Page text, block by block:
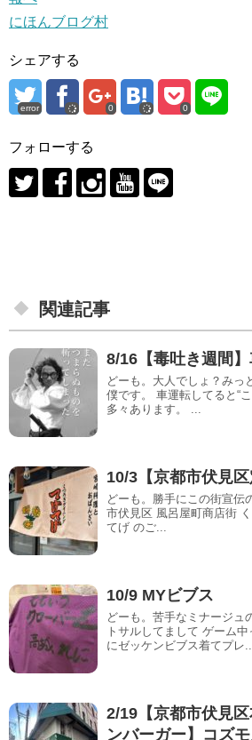
にほんブログ村
シェアする
error 0 0
フォローする
関連記事
8/16【毒吐き週間
どーも。大人でしょ？みっ
僕です。 車運転してると“
多々あります。 ...
10/3【京都市伏見
どーも。勝手にこの街宣伝
市伏見区 風呂屋町商店街
てげ のご...
10/9 MYビブス
どーも。苦手なミナージュ
トサルしてまして ゲーム
にゼッケンビブス着てプレ
2/19【京都市伏見
ンバーガー】コズ